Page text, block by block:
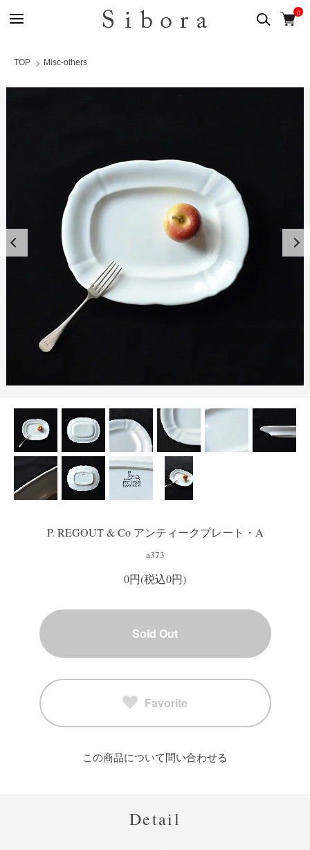
0
TOP Misc-others
P. REGOUT & Co アンティークプレート・A
a373
0円(税込0円)
Sold Out
Favorite
この商品について問い合わせる
Detail